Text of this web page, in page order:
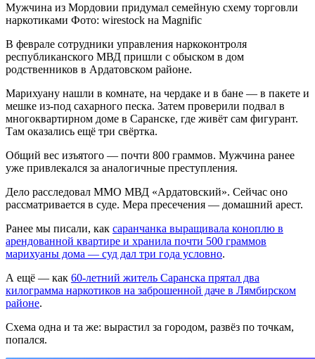
Мужчина из Мордовии придумал семейную схему торговли
наркотиками Фото: wirestock на Magnific
В феврале сотрудники управления наркоконтроля
республиканского МВД пришли с обыском в дом
родственников в Ардатовском районе.
Марихуану нашли в комнате, на чердаке и в бане — в пакете и
мешке из-под сахарного песка. Затем проверили подвал в
многоквартирном доме в Саранске, где живёт сам фигурант.
Там оказались ещё три свёртка.
Общий вес изъятого — почти 800 граммов. Мужчина ранее
уже привлекался за аналогичные преступления.
Дело расследовал ММО МВД «Ардатовский». Сейчас оно
рассматривается в суде. Мера пресечения — домашний арест.
Ранее мы писали, как саранчанка выращивала коноплю в
арендованной квартире и хранила почти 500 граммов
марихуаны дома — суд дал три года условно.
А ещё — как 60-летний житель Саранска прятал два
килограмма наркотиков на заброшенной даче в Лямбирском
районе.
Схема одна и та же: вырастил за городом, развёз по точкам,
попался.